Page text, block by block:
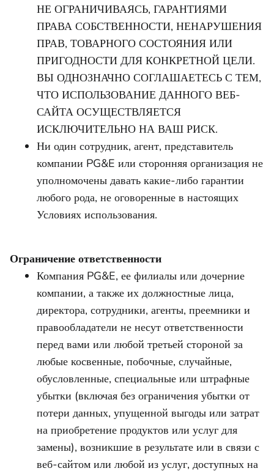
НЕ ОГРАНИЧИВАЯСЬ, ГАРАНТИЯМИ
ПРАВА СОБСТВЕННОСТИ, НЕНАРУШЕНИЯ
ПРАВ, ТОВАРНОГО СОСТОЯНИЯ ИЛИ
ПРИГОДНОСТИ ДЛЯ КОНКРЕТНОЙ ЦЕЛИ.
ВЫ ОДНОЗНАЧНО СОГЛАШАЕТЕСЬ С ТЕМ,
ЧТО ИСПОЛЬЗОВАНИЕ ДАННОГО ВЕБ-
САЙТА ОСУЩЕСТВЛЯЕТСЯ
ИСКЛЮЧИТЕЛЬНО НА ВАШ РИСК.
Ни один сотрудник, агент, представитель
компании PG&E или сторонняя организация не
уполномочены давать какие-либо гарантии
любого рода, не оговоренные в настоящих
Условиях использования.
Ограничение ответственности
Компания PG&E, ее филиалы или дочерние
компании, а также их должностные лица,
директора, сотрудники, агенты, преемники и
правообладатели не несут ответственности
перед вами или любой третьей стороной за
любые косвенные, побочные, случайные,
обусловленные, специальные или штрафные
убытки (включая без ограничения убытки от
потери данных, упущенной выгоды или затрат
на приобретение продуктов или услуг для
замены), возникшие в результате или в связи с
веб-сайтом или любой из услуг, доступных на